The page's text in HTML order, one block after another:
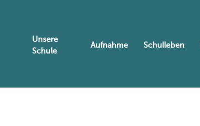
Unsere
Schule
Aufnahme Schulleben